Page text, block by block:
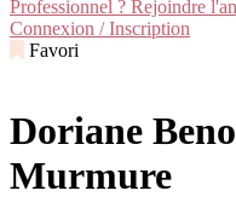
Professionnel ? Rejoindre
Connexion / Inscription
Favori
Doriane
Murmure